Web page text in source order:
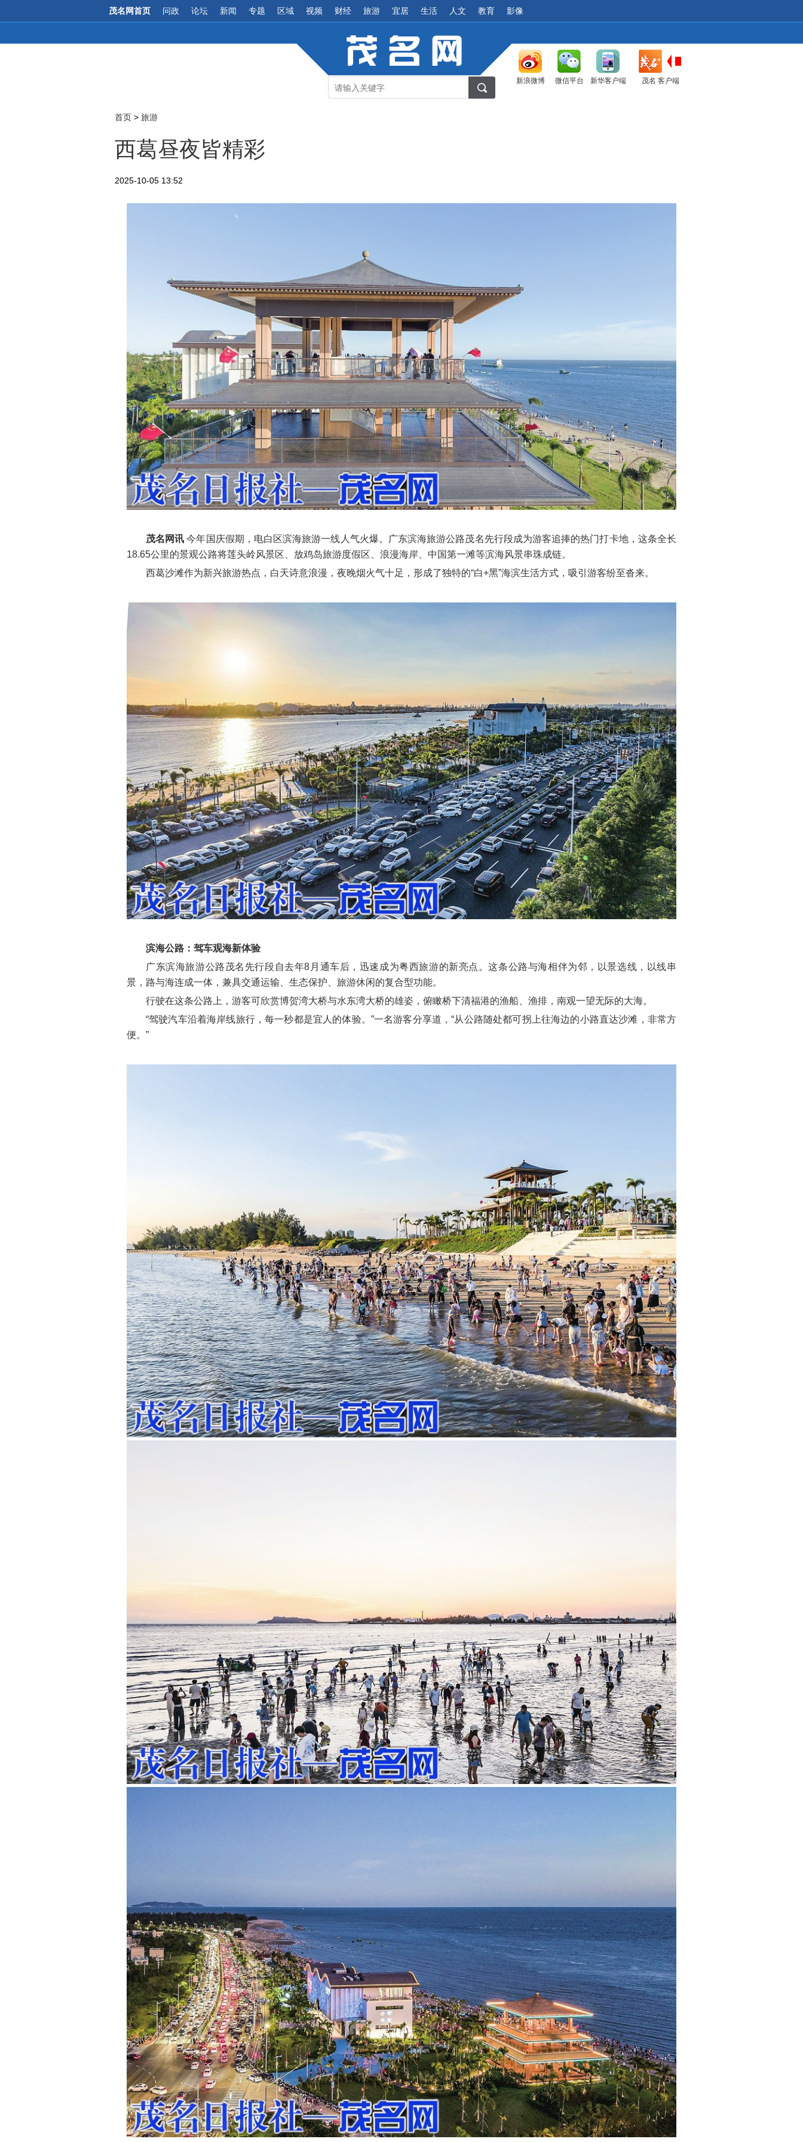
茂名网首页 问政 论坛 新闻 专题 区域 视频 财经 旅游 宜居 生活 人文 教育 影像
新浪微博 微信平台 新华客户端 茂名 客户端
首页 > 旅游
西葛昼夜皆精彩
2025-10-05 13:52
茂名网讯 今年国庆假期，电白区滨海旅游一线人气火爆。广东滨海旅游公路茂名先行段成为游客追捧的热门打卡地，这条全长
18.65公里的景观公路将莲头岭风景区、放鸡岛旅游度假区、浪漫海岸、中国第一滩等滨海风景串珠成链。
西葛沙滩作为新兴旅游热点，白天诗意浪漫，夜晚烟火气十足，形成了独特的“白+黑”海滨生活方式，吸引游客纷至沓来。
滨海公路：驾车观海新体验
广东滨海旅游公路茂名先行段自去年8月通车后，迅速成为粤西旅游的新亮点。这条公路与海相伴为邻，以景选线，以线串
景，路与海连成一体，兼具交通运输、生态保护、旅游休闲的复合型功能。
行驶在这条公路上，游客可欣赏博贺湾大桥与水东湾大桥的雄姿，俯瞰桥下清福港的渔船、渔排，南观一望无际的大海。
“驾驶汽车沿着海岸线旅行，每一秒都是宜人的体验。”一名游客分享道，“从公路随处都可拐上往海边的小路直达沙滩，非常方
便。”